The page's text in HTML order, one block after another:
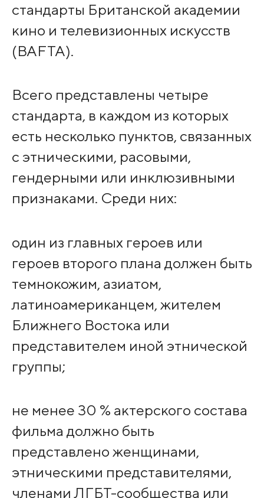
стандарты Британской академии
кино и телевизионных искусств
(BAFTA).
Всего представлены четыре
стандарта, в каждом из которых
есть несколько пунктов, связанных
с этническими, расовыми,
гендерными или инклюзивными
признаками. Среди них:
один из главных героев или
героев второго плана должен быть
темнокожим, азиатом,
латиноамериканцем, жителем
Ближнего Востока или
представителем иной этнической
группы;
не менее 30 % актерского состава
фильма должно быть
представлено женщинами,
этническими представителями,
членами ЛГБТ-сообщества или